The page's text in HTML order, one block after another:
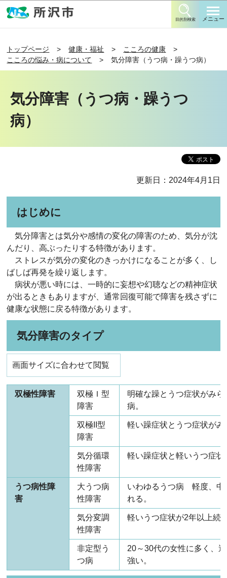
目的別検索 メニュー
トップページ 健康・福祉
こころの健康
こころの悩み・病について
気分障害（うつ病・躁うつ病）
気分障害（うつ病・躁うつ
病）
更新日：2024年4月1日
はじめに
気分障害とは気分や感情の変化の障害のため、気分が沈
んだり、高ぶったりする特徴があります。
ストレスが気分の変化のきっかけになることが多く、し
ばしば再発を繰り返します。
病状が悪い時には、一時的に妄想や幻聴などの精神症状
が出るときもありますが、通常回復可能で障害を残さずに
健康な状態に戻る特徴があります。
気分障害のタイプ
画面サイズに合わせて閲覧
双極性障害
双極Ｉ型
障害
明確な躁とうつ症状がみ
病。
双極II型
障害
軽い躁症状とうつ症状が
気分循環
性障害
軽い躁症状と軽いうつ症状
うつ病性障
害
大うつ病
性障害
いわゆるうつ病 軽度、中
れる。
気分変調
性障害
軽いうつ症状が2年以上続
非定型う
つ病
20～30代の女性に多く、
強い。